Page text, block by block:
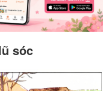
sóc